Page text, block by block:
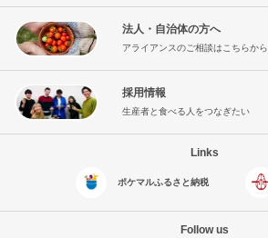
法人・自治体の方へ
アライアンスのご相談はこちらから
採用情報
生産者と食べる人をつなぎたい
Links
ポケマルふるさと納税
Follow us